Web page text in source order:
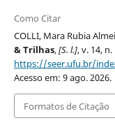
Como Citar
COLLI, Mara Rubia
& Trilhas,[S. l.], v. 14,
https://seer.ufu.br/
Acesso em: 9 ago. 2026.
Formatos de Citação